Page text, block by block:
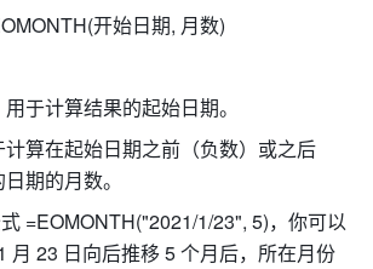
开始日期, 月数)
于计算结果的起始日期。
计算在起始日期之前（负数）或之后
日期的月数。
=EOMONTH("2021/1/23", 5)，你可以
月 23 日向后推移 5 个月后，所在月份